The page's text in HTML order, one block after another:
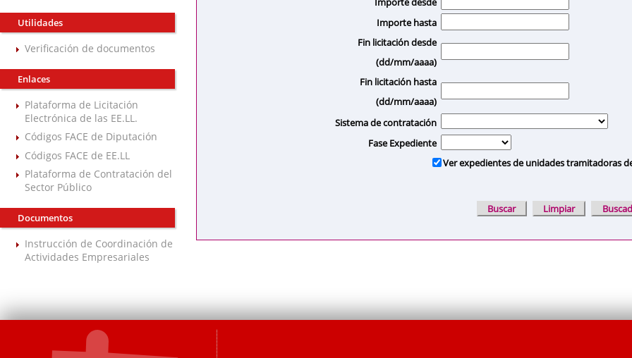
Utilidades
Verificación de documentos
Enlaces
Plataforma de Licitación
Electrónica de las EE.LL.
Códigos FACE de Diputación
Códigos FACE de EE.LL
Plataforma de Contratación del
Sector Público
Documentos
Instrucción de Coordinación de
Actividades Empresariales
Importe hasta
Fin licitación desde
(dd/mm/aaaa)
Fin licitación hasta
(dd/mm/aaaa)
Sistema de contratación
Fase Expediente
Ver expedientes de unidades tramitadoras